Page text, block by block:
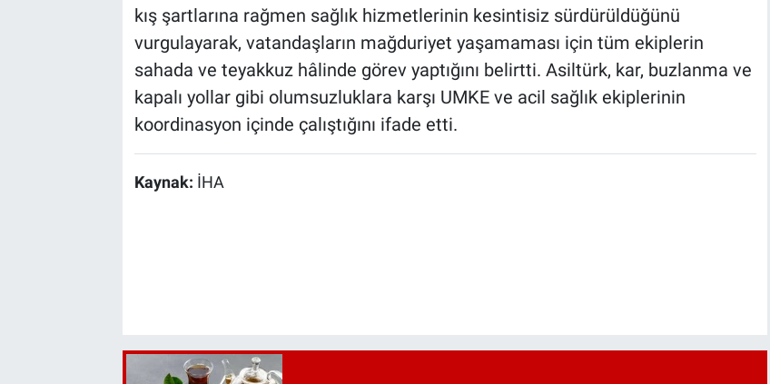
kış şartlarına rağmen sağlık hizmetlerinin kesintisiz sürdürüldüğünü
vurgulayarak, vatandaşların mağduriyet yaşamaması için tüm ekiplerin
sahada ve teyakkuz hâlinde görev yaptığını belirtti. Asiltürk, kar, buzlanma ve
kapalı yollar gibi olumsuzluklara karşı UMKE ve acil sağlık ekiplerinin
koordinasyon içinde çalıştığını ifade etti.
Kaynak: İHA